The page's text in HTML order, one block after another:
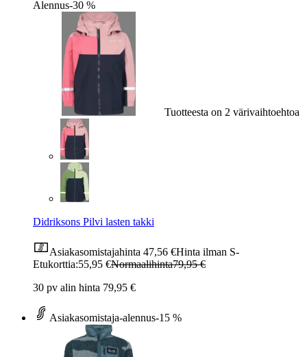
Alennus-30 %
Tuotteesta on 2 värivaihtoehtoa
Didriksons Pilvi lasten takki
Asiakasomistajahinta 47,56 €Hinta ilman S-
Etukorttia:55,95 €Normaalihinta79,95 €
30 pv alin hinta 79,95 €
Asiakasomistaja-alennus-15 %